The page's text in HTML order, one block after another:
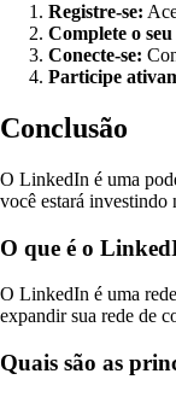
Registre-se:
Complete o
Conecte-se:
Participe
Conclusão
O LinkedIn é uma
você estará investindo
O que é o
O LinkedIn é uma
expandir sua rede de
Quais são as